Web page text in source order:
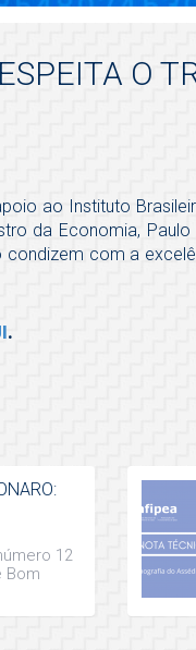
O
ao Instituto
da Economia,
condizem com a
.
12
Bom